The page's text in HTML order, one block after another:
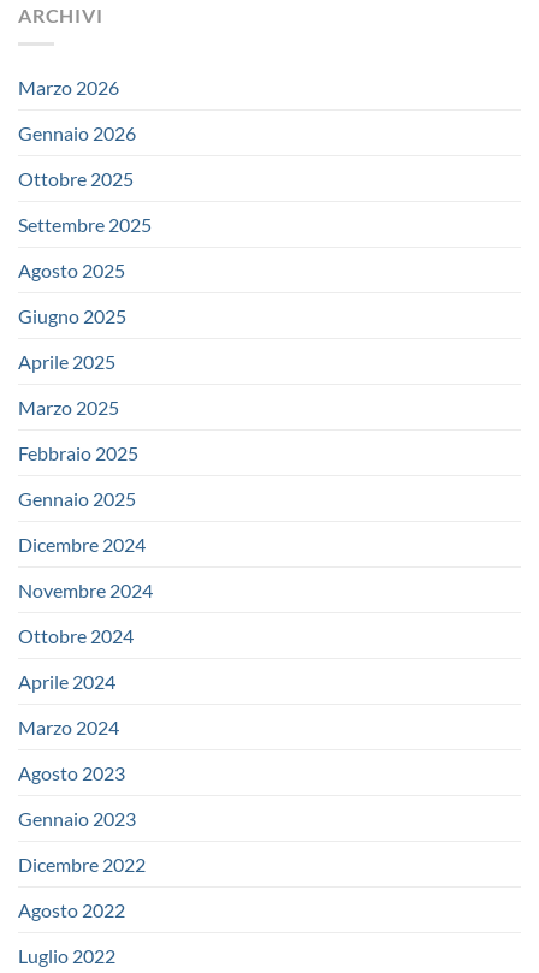
ARCHIVI
Marzo 2026
Gennaio 2026
Ottobre 2025
Settembre 2025
Agosto 2025
Giugno 2025
Aprile 2025
Marzo 2025
Febbraio 2025
Gennaio 2025
Dicembre 2024
Novembre 2024
Ottobre 2024
Aprile 2024
Marzo 2024
Agosto 2023
Gennaio 2023
Dicembre 2022
Agosto 2022
Luglio 2022